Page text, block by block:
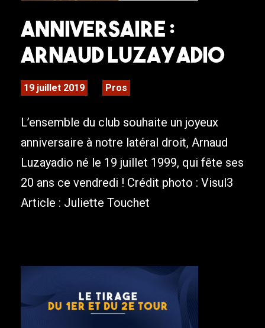
Anniversaire :
Arnaud Luzayadio
19 juillet 2019 Pros
L’ensemble du club souhaite un joyeux
anniversaire à notre latéral droit, Arnaud
Luzayadio né le 19 juillet 1999, qui fête ses
20 ans ce vendredi ! Crédit photo : Visul3
Article : Juliette Touchet